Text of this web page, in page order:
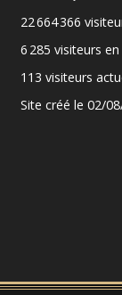
22 664 366
6 285 visiteurs
113 visiteurs
Site créé le 02/